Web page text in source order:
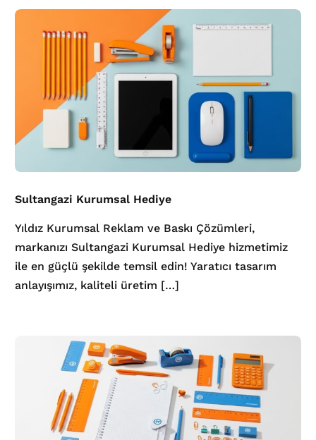
Sultangazi Kurumsal Hediye
Yıldız Kurumsal Reklam ve Baskı Çözümleri,
markanızı Sultangazi Kurumsal Hediye hizmetimiz
ile en güçlü şekilde temsil edin! Yaratıcı tasarım
anlayışımız, kaliteli üretim […]